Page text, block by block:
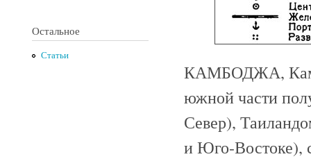
Остальное
Статьи
КАМБОДЖА,
южной части
Север),
и Юго-Востоке),